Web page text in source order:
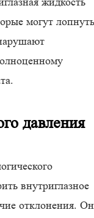
могут
давления
внутриглазное
отклонения. Он